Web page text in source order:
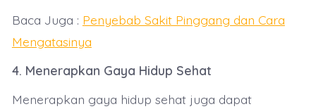
Baca Juga : Penyebab Sakit Pinggang dan Cara
Mengatasinya
4. Menerapkan Gaya Hidup Sehat
Menerapkan gaya hidup sehat juga dapat